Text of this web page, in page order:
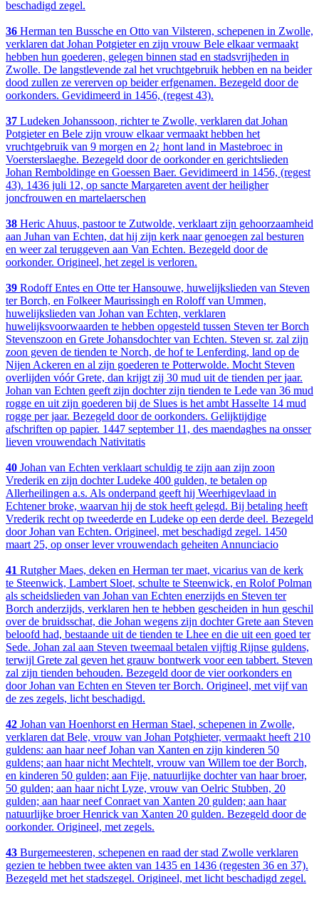
beschadigd zegel.
36 Herman ten Bussche en Otto van Vilsteren, schepenen in Zwolle,
verklaren dat Johan Potgieter en zijn vrouw Bele elkaar vermaakt
hebben hun goederen, gelegen binnen stad en stadsvrijheden in
Zwolle. De langstlevende zal het vruchtgebruik hebben en na beider
dood zullen ze vererven op beider erfgenamen. Bezegeld door de
oorkonders. Gevidimeerd in 1456, (regest 43).
37 Ludeken Johanssoon, richter te Zwolle, verklaren dat Johan
Potgieter en Bele zijn vrouw elkaar vermaakt hebben het
vruchtgebruik van 9 morgen en 2¿ hont land in Mastebroec in
Voersterslaeghe. Bezegeld door de oorkonder en gerichtslieden
Johan Remboldinge en Goessen Baer. Gevidimeerd in 1456, (regest
43). 1436 juli 12, op sancte Margareten avent der heiligher
joncfrouwen en martelaerschen
38 Heric Ahuus, pastoor te Zutwolde, verklaart zijn gehoorzaamheid
aan Juhan van Echten, dat hij zijn kerk naar genoegen zal besturen
en weer zal teruggeven aan Van Echten. Bezegeld door de
oorkonder. Origineel, het zegel is verloren.
39 Rodoff Entes en Otte ter Hansouwe, huwelijkslieden van Steven
ter Borch, en Folkeer Maurissingh en Roloff van Ummen,
huwelijkslieden van Johan van Echten, verklaren
huwelijksvoorwaarden te hebben opgesteld tussen Steven ter Borch
Stevenszoon en Grete Johansdochter van Echten. Steven sr. zal zijn
zoon geven de tienden te Norch, de hof te Lenferding, land op de
Nijen Ackeren en al zijn goederen te Potterwolde. Mocht Steven
overlijden vóór Grete, dan krijgt zij 30 mud uit de tienden per jaar.
Johan van Echten geeft zijn dochter zijn tienden te Lede van 36 mud
rogge en uit zijn goederen bij de Slues is het ambt Hasselte 14 mud
rogge per jaar. Bezegeld door de oorkonders. Gelijktijdige
afschriften op papier. 1447 september 11, des maendaghes na onsser
lieven vrouwendach Nativitatis
40 Johan van Echten verklaart schuldig te zijn aan zijn zoon
Vrederik en zijn dochter Ludeke 400 gulden, te betalen op
Allerheilingen a.s. Als onderpand geeft hij Weerhigevlaad in
Echtener broke, waarvan hij de stok heeft gelegd. Bij betaling heeft
Vrederik recht op tweederde en Ludeke op een derde deel. Bezegeld
door Johan van Echten. Origineel, met beschadigd zegel. 1450
maart 25, op onser lever vrouwendach geheiten Annunciacio
41 Rutgher Maes, deken en Herman ter maet, vicarius van de kerk
te Steenwick, Lambert Sloet, schulte te Steenwick, en Rolof Polman
als scheidslieden van Johan van Echten enerzijds en Steven ter
Borch anderzijds, verklaren hen te hebben gescheiden in hun geschil
over de bruidsschat, die Johan wegens zijn dochter Grete aan Steven
beloofd had, bestaande uit de tienden te Lhee en die uit een goed ter
Sede. Johan zal aan Steven tweemaal betalen vijftig Rijnse guldens,
terwijl Grete zal geven het grauw bontwerk voor een tabbert. Steven
zal zijn tienden behouden. Bezegeld door de vier oorkonders en
door Johan van Echten en Steven ter Borch. Origineel, met vijf van
de zes zegels, licht beschadigd.
42 Johan van Hoenhorst en Herman Stael, schepenen in Zwolle,
verklaren dat Bele, vrouw van Johan Potghieter, vermaakt heeft 210
guldens: aan haar neef Johan van Xanten en zijn kinderen 50
guldens; aan haar nicht Mechtelt, vrouw van Willem toe der Borch,
en kinderen 50 gulden; aan Fije, natuurlijke dochter van haar broer,
50 gulden; aan haar nicht Lyze, vrouw van Oelric Stubben, 20
gulden; aan haar neef Conraet van Xanten 20 gulden; aan haar
natuurlijke broer Henrick van Xanten 20 gulden. Bezegeld door de
oorkonder. Origineel, met zegels.
43 Burgemeesteren, schepenen en raad der stad Zwolle verklaren
gezien te hebben twee akten van 1435 en 1436 (regesten 36 en 37).
Bezegeld met het stadszegel. Origineel, met licht beschadigd zegel.